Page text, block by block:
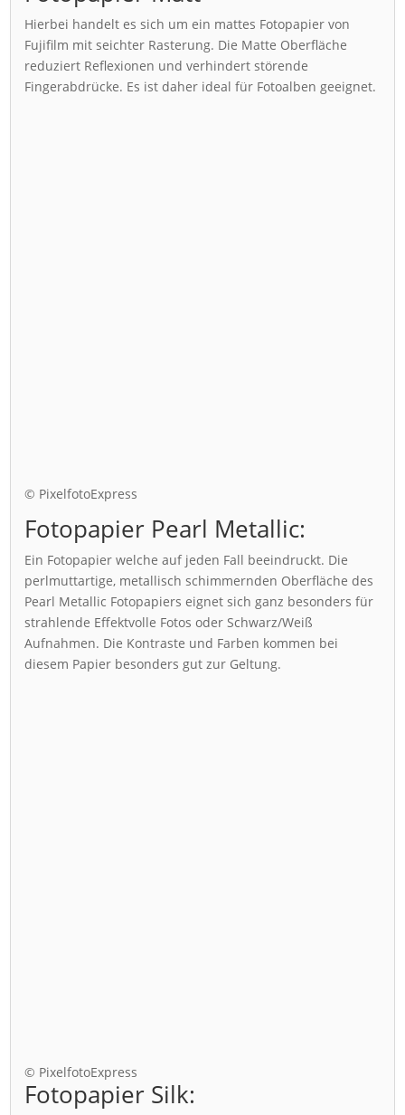
Hierbei handelt es sich um ein mattes Fotopapier von
Fujifilm mit seichter Rasterung. Die Matte Oberfläche
reduziert Reflexionen und verhindert störende
Fingerabdrücke. Es ist daher ideal für Fotoalben geeignet.
© PixelfotoExpress
Fotopapier Pearl Metallic:
Ein Fotopapier welche auf jeden Fall beeindruckt. Die
perlmuttartige, metallisch schimmernden Oberfläche des
Pearl Metallic Fotopapiers eignet sich ganz besonders für
strahlende Effektvolle Fotos oder Schwarz/Weiß
Aufnahmen. Die Kontraste und Farben kommen bei
diesem Papier besonders gut zur Geltung.
© PixelfotoExpress
Fotopapier Silk: